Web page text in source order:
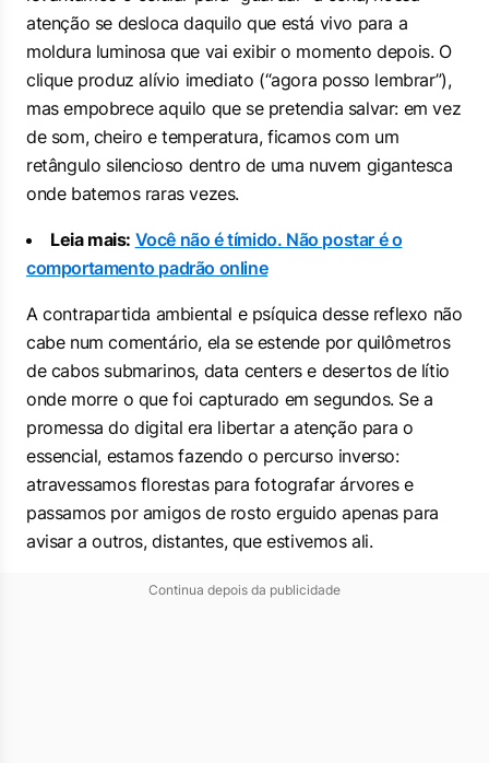
atenção se desloca daquilo que está vivo para a
moldura luminosa que vai exibir o momento depois. O
clique produz alívio imediato (“agora posso lembrar”),
mas empobrece aquilo que se pretendia salvar: em vez
de som, cheiro e temperatura, ficamos com um
retângulo silencioso dentro de uma nuvem gigantesca
onde batemos raras vezes.
Leia mais: Você não é tímido. Não postar é o
comportamento padrão online
A contrapartida ambiental e psíquica desse reflexo não
cabe num comentário, ela se estende por quilômetros
de cabos submarinos, data centers e desertos de lítio
onde morre o que foi capturado em segundos. Se a
promessa do digital era libertar a atenção para o
essencial, estamos fazendo o percurso inverso:
atravessamos florestas para fotografar árvores e
passamos por amigos de rosto erguido apenas para
avisar a outros, distantes, que estivemos ali.
Continua depois da publicidade